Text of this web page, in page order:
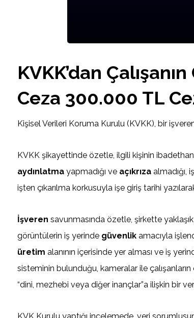
KVKK’dan
Ceza 300.000 TL
Kişisel Verileri Koruma Kurulu (KVKK), bir
KVKK şikayettinde özetle, ilgili kişinin ibadethane
aydınlatmayapmadığı ve açıkrızaalmadığı,
işten çıkarılma korkusuyla işe giriş tarihi
İşveren savunmasında özetle, şirkette
görüntülerin iş yerinde güvenlikamacıyla
üretim alanının içerisinde yer alması ve iş
sisteminin bulunduğu, kameralar ile çalışanların
“dini, mezhebi veya diğer inançlar”a ilişkin bir